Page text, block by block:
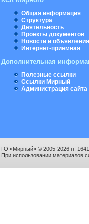
Общая информация
Структура
Деятельность
Проекты документов
Новости и объявления
Интернет-приемная
Дополнительная
Полезные ссылки
Ссылки Мирный
Администрация сайта
ГО «Мирный» © 2005-2026 гг.
При использовании материалов